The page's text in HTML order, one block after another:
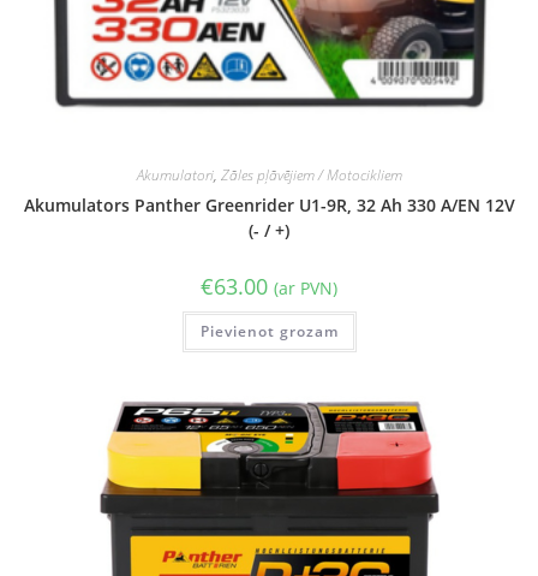
Akumulatori, Zāles pļāvējiem / Motocikliem
Akumulators Panther Greenrider U1-9R, 32 Ah 330 A/EN 12V
(- / +)
€63.00 (ar PVN)
Pievienot grozam